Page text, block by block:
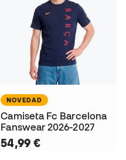
NOVEDAD
Camiseta Fc Barcelona
Fanswear 2026-2027
54,99 €